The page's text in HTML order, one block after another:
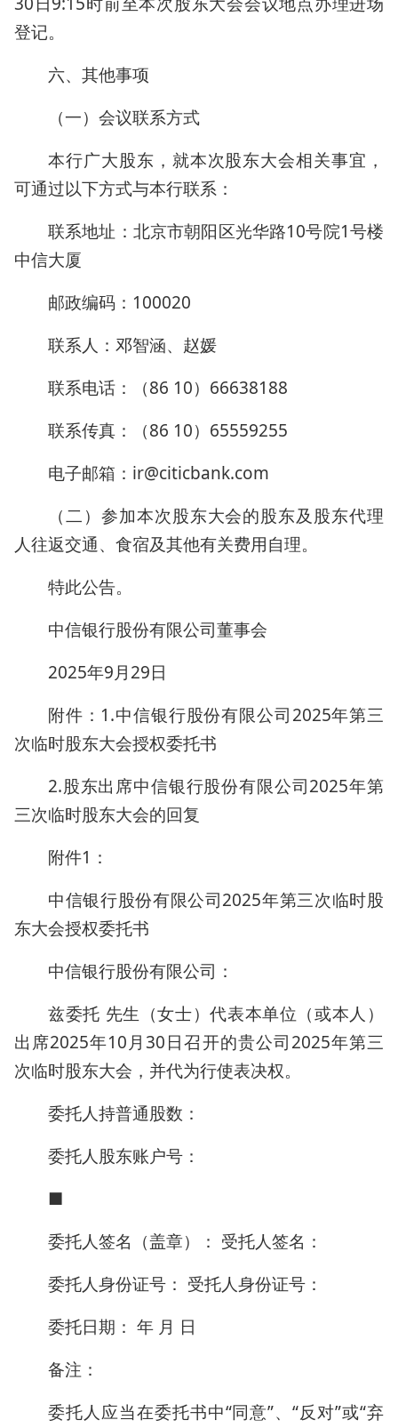
登记。
六、其他事项
（一）会议联系方式
本行广大股东，就本次股东大会相关事宜，
可通过以下方式与本行联系：
联系地址：北京市朝阳区光华路10号院1号楼
中信大厦
邮政编码：100020
联系人：邓智涵、赵媛
联系电话：（86 10）66638188
联系传真：（86 10）65559255
电子邮箱：ir@citicbank.com
（二）参加本次股东大会的股东及股东代理
人往返交通、食宿及其他有关费用自理。
特此公告。
中信银行股份有限公司董事会
2025年9月29日
附件：1.中信银行股份有限公司2025年第三
次临时股东大会授权委托书
2.股东出席中信银行股份有限公司2025年第
三次临时股东大会的回复
附件1：
中信银行股份有限公司2025年第三次临时股
东大会授权委托书
中信银行股份有限公司：
兹委托 先生（女士）代表本单位（或本人）
出席2025年10月30日召开的贵公司2025年第三
次临时股东大会，并代为行使表决权。
委托人持普通股数：
委托人股东账户号：
■
委托人签名（盖章）： 受托人签名：
委托人身份证号： 受托人身份证号：
委托日期： 年 月 日
备注：
委托人应当在委托书中“同意”、“反对”或“弃